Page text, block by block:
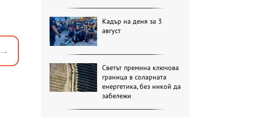
→
Кадър на деня за 3
август
Светът премина ключова
граница в соларната
енергетика, без никой да
забележи